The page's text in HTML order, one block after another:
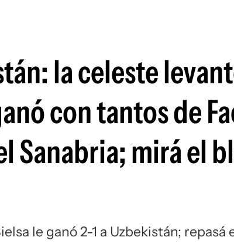
la celeste
con tantos de
Sanabria; mirá el
le ganó 2-1 a Uzbekistán; repasá